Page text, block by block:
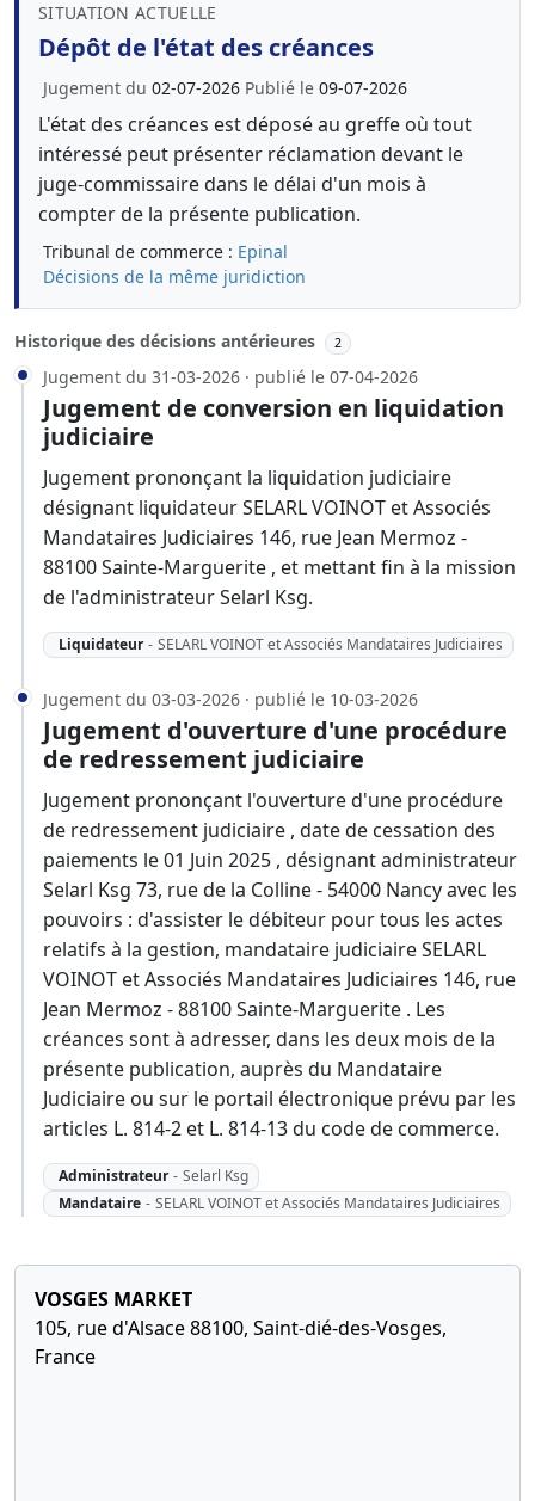
SITUATION ACTUELLE
Dépôt de l'état des créances
Jugement du 02-07-2026 Publié le 09-07-2026
L'état des créances est déposé au greffe où tout
intéressé peut présenter réclamation devant le
juge-commissaire dans le délai d'un mois à
compter de la présente publication.
Tribunal de commerce : Epinal
Décisions de la même juridiction
Historique des décisions antérieures 2
Jugement du 31-03-2026 · publié le 07-04-2026
Jugement de conversion en liquidation
judiciaire
Jugement prononçant la liquidation judiciaire
désignant liquidateur SELARL VOINOT et Associés
Mandataires Judiciaires 146, rue Jean Mermoz -
88100 Sainte-Marguerite , et mettant fin à la mission
de l'administrateur Selarl Ksg.
Liquidateur - SELARL VOINOT et Associés Mandataires Judiciaires
Jugement du 03-03-2026 · publié le 10-03-2026
Jugement d'ouverture d'une procédure
de redressement judiciaire
Jugement prononçant l'ouverture d'une procédure
de redressement judiciaire , date de cessation des
paiements le 01 Juin 2025 , désignant administrateur
Selarl Ksg 73, rue de la Colline - 54000 Nancy avec les
pouvoirs : d'assister le débiteur pour tous les actes
relatifs à la gestion, mandataire judiciaire SELARL
VOINOT et Associés Mandataires Judiciaires 146, rue
Jean Mermoz - 88100 Sainte-Marguerite . Les
créances sont à adresser, dans les deux mois de la
présente publication, auprès du Mandataire
Judiciaire ou sur le portail électronique prévu par les
articles L. 814-2 et L. 814-13 du code de commerce.
Administrateur - Selarl Ksg
Mandataire - SELARL VOINOT et Associés Mandataires Judiciaires
VOSGES MARKET
105, rue d'Alsace 88100, Saint-dié-des-Vosges,
France